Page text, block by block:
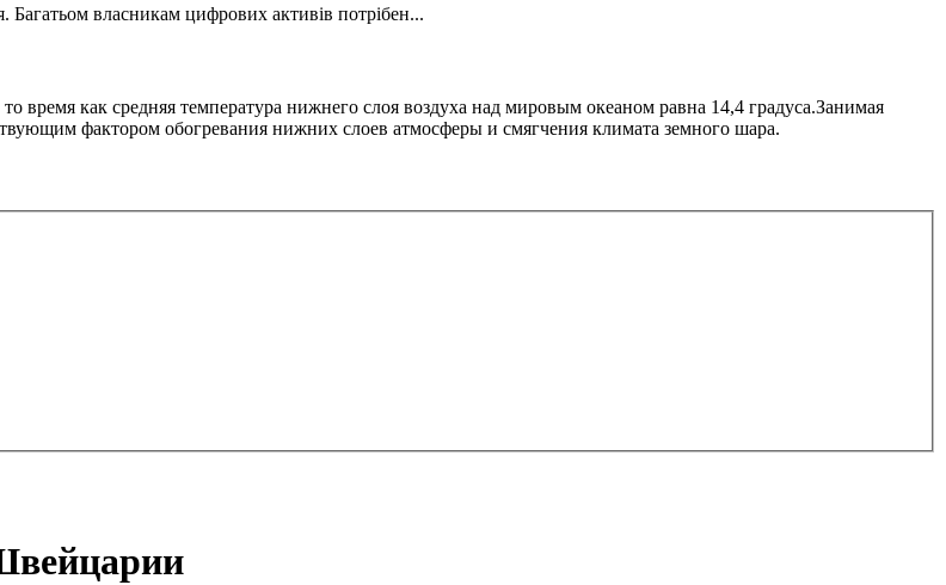
Багатьом власникам цифрових активів потрібен...
время как средняя температура нижнего слоя воздуха над мировым океаном равна 14,4 градуса.Занимая
фактором обогревания нижних слоев атмосферы и смягчения климата земного шара.